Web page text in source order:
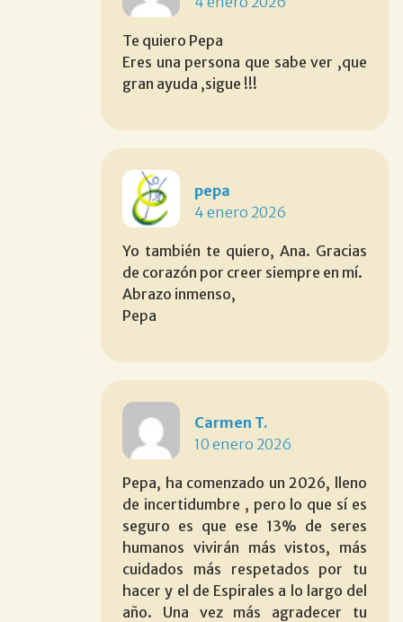
Te quiero Pepa
Eres una persona que sabe ver ,que
gran ayuda ,sigue !!!
pepa
4 enero 2026
Yo también te quiero, Ana. Gracias
de corazón por creer siempre en mí.
Abrazo inmenso,
Pepa
Carmen T.
10 enero 2026
Pepa, ha comenzado un 2026, lleno
de incertidumbre , pero lo que sí es
seguro es que ese 13% de seres
humanos vivirán más vistos, más
cuidados más respetados por tu
hacer y el de Espirales a lo largo del
año. Una vez más agradecer tu